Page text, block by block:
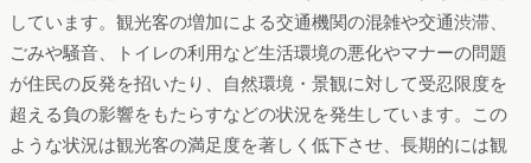
しています。観光客の増加による交通機関の混雑や交通渋滞、
ごみや騒音、トイレの利用など生活環境の悪化やマナーの問題
が住民の反発を招いたり、自然環境・景観に対して受忍限度を
超える負の影響をもたらすなどの状況を発生しています。この
ような状況は観光客の満足度を著しく低下させ、長期的には観